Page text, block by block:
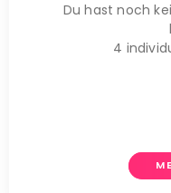
Du hast noch
4